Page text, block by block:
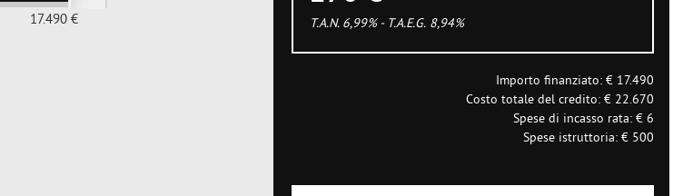
17.490 € T.A.N. 6,99% - T.A.E.G. 8,94%
Importo finanziato: € 17.490
Costo totale del credito: € 22.670
Spese di incasso rata: € 6
Spese istruttoria: € 500